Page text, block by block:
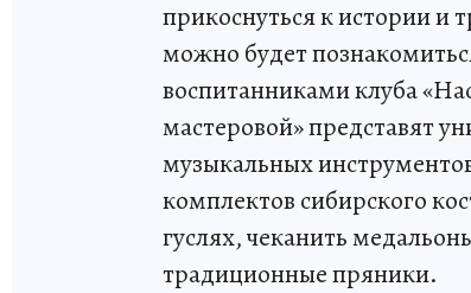
прикоснуться к истории
можно будет
воспитанниками клуба
мастеровой» представят
музыкальных
комплектов сибирского
гуслях, чеканить
традиционные пряники.